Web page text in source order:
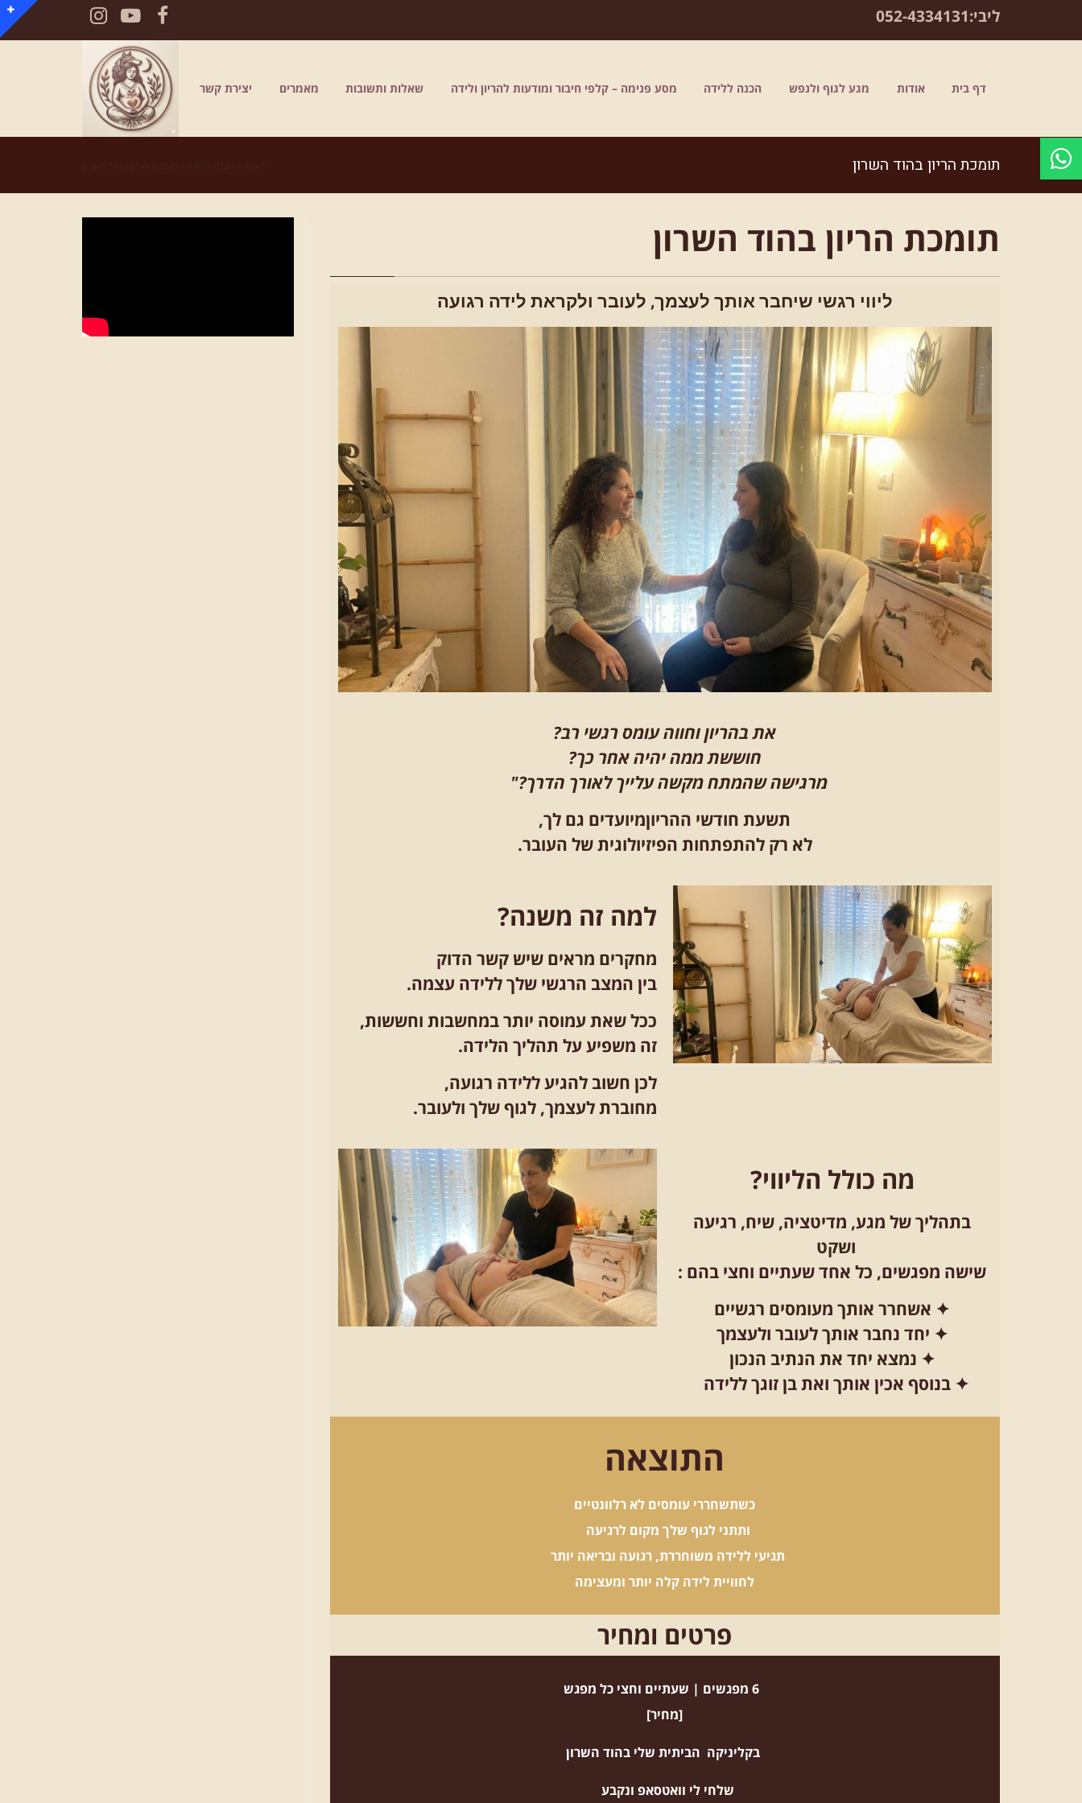
ליבי:052-4334131
Facebook
YouTube
Instagram
דף בית אודות מגע לגוף ולנפש הכנה ללידה מסע פנימה – קלפי חיבור ומודעות להריון ולידה שאלות ותשובות מאמרים יצירת קשר
תומכת הריון בהוד השרון
תומכת הריון בהוד השרון
ליווי רגשי שיחבר אותך לעצמך, לעובר ולקראת לידה רגועה
אתבהריון וחווה עומס רגשי רב?
חוששת ממה יהיה אחר כך?
מרגישה שהמתח מקשה עלייך לאורך הדרך?"
תשעת חודשי ההריוןמיועדים גם לך,
לא רק להתפתחות הפיזיולוגית של העובר.
למה זה משנה?
מחקרים מראים שיש קשר הדוק
בין המצב הרגשי שלך ללידה עצמה.
ככלשאת עמוסה יותר במחשבות וחששות,
זה משפיע על תהליך הלידה.
לכן חשוב להגיע ללידה רגועה,
מחוברת לעצמך, לגוף שלך ולעובר.
מה כולל הליווי?
בתהליך של מגע, מדיטציה, שיח, רגיעה
ושקט
שישה מפגשים, כל אחד שעתיים וחצי בהם :
✦ אשחרר אותך מעומסים רגשיים
✦ יחד נחבר אותך לעובר ולעצמך
✦ נמצא יחד את הנתיב הנכון
✦בנוסף אכין אותך ואת בן זוגך ללידה
התוצאה
כשתשחררי עומסים לא רלוונטיים
ותתני לגוף שלך מקום לרגיעה
תגיעי ללידה משוחררת, רגועה ובריאה יותר
לחוויית לידה קלה יותר ומעצימה
פרטים ומחיר
6 מפגשים | שעתיים וחצי כל מפגש
[מחיר]
בקליניקה הביתית שלי בהוד השרון
שלחי לי וואטסאפ ונקבע